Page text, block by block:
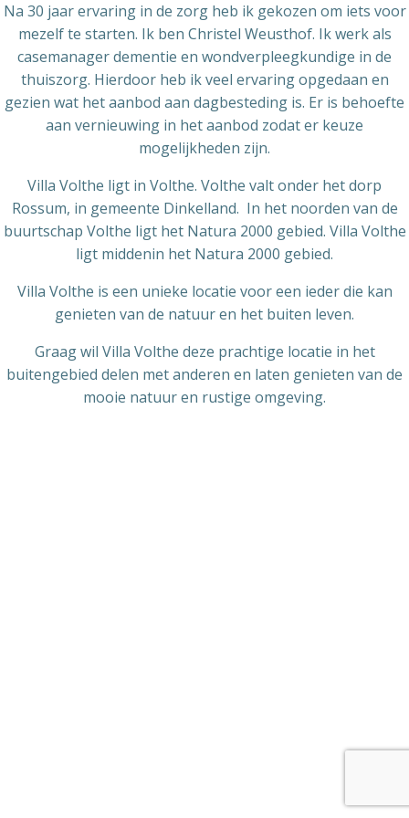
Na 30 jaar ervaring in de zorg heb ik gekozen om iets voor
mezelf te starten. Ik ben Christel Weusthof. Ik werk als
casemanager dementie en wondverpleegkundige in de
thuiszorg. Hierdoor heb ik veel ervaring opgedaan en
gezien wat het aanbod aan dagbesteding is. Er is behoefte
aan vernieuwing in het aanbod zodat er keuze
mogelijkheden zijn.
Villa Volthe ligt in Volthe. Volthe valt onder het dorp
Rossum, in gemeente Dinkelland. In het noorden van de
buurtschap Volthe ligt het Natura 2000 gebied. Villa Volthe
ligt middenin het Natura 2000 gebied.
Villa Volthe is een unieke locatie voor een ieder die kan
genieten van de natuur en het buiten leven.
Graag wil Villa Volthe deze prachtige locatie in het
buitengebied delen met anderen en laten genieten van de
mooie natuur en rustige omgeving.